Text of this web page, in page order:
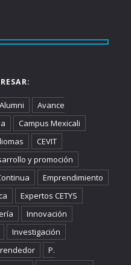
Alumni
Avance
Campus Mexicali
CEVIT
y promoción
Emprendimiento
Expertos CETYS
Innovación
Investigación
P.